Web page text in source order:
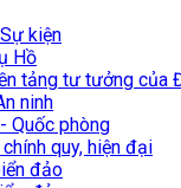
kiện
Hồ
tảng tư tưởng của
ninh
Quốc phòng
chính quy, hiện đại
đảo